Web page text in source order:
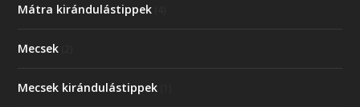
Mátra kirándulástippek
Mecsek
Mecsek kirándulástippek